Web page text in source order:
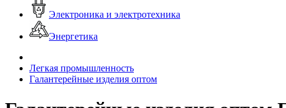
Электроника и электротехника
Энергетика
Легкая промышленность
Галантерейные изделия оптом